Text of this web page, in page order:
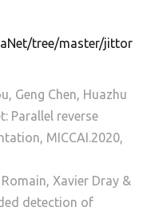
tree/master/jittor
Geng Chen, Huazhu
Parallel reverse
MICCAI.2020,
Xavier Dray &
detection of